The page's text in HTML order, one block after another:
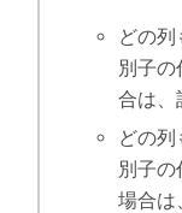
どの
別子
合は、
どの
別子
場合は